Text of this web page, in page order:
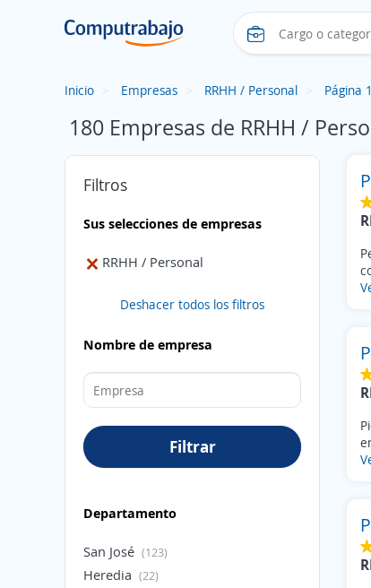
Inicio Empresas RRHH / Personal Página 1
180 Empresas de RRHH /
Filtros
Sus selecciones de empresas
RRHH / Personal
Deshacer todos los filtros
Nombre de empresa
Filtrar
Departamento
San José (123)
Heredia (22)